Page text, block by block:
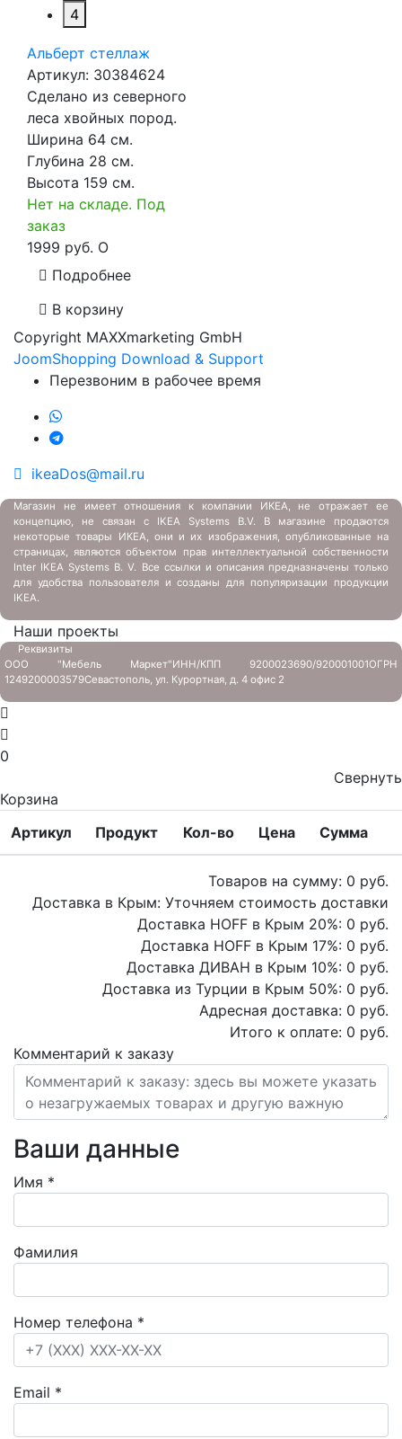
4
Альберт стеллаж
Артикул: 30384624
Сделано из северного
леса хвойных пород.
Ширина 64 см.
Глубина 28 см.
Высота 159 см.
Нет на складе. Под
заказ
1999 руб. O
Подробнее
В корзину
Copyright MAXXmarketing GmbH
JoomShopping Download & Support
Перезвоним в рабочее время
ikeaDos@mail.ru
Магазин не имеет отношения к компании ИКЕА, не отражает ее
концепцию, не связан с IKEA Systems B.V. В магазине продаются
некоторые товары ИКЕА, они и их изображения, опубликованные на
страницах, являются объектом прав интеллектуальной собственности
Inter IKEA Systems B. V. Все ссылки и описания предназначены только
для удобства пользователя и созданы для популяризации продукции
IKEA.
Наши проекты
Реквизиты
ООО "Мебель Маркет"ИНН/КПП 9200023690/920001001ОГРН
1249200003579Севастополь, ул. Курортная, д. 4 офис 2
0
Свернуть
Корзина
Артикул
Продукт Кол-во Цена Сумма
Товаров на сумму: 0 руб.
Доставка в Крым: Уточняем стоимость доставки
Доставка HOFF в Крым 20%: 0 руб.
Доставка HOFF в Крым 17%: 0 руб.
Доставка ДИВАН в Крым 10%: 0 руб.
Доставка из Турции в Крым 50%: 0 руб.
Адресная доставка: 0 руб.
Итого к оплате: 0 руб.
Комментарий к заказу
Ваши данные
Имя *
Фамилия
Номер телефона *
Email *